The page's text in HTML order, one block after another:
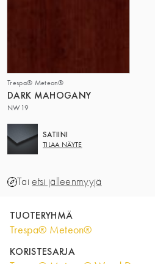
Trespa® Meteon®
DARK MAHOGANY
NW19
SATIINI
TILAA NÄYTE
Taietsi jälleenmyyjä
TUOTERYHMÄ
Trespa® Meteon®
KORISTESARJA